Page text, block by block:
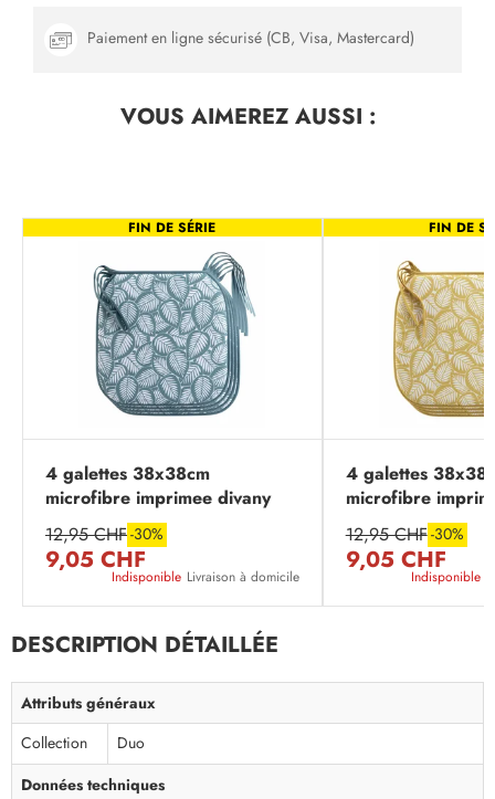
Paiement en ligne sécurisé (CB, Visa, Mastercard)
VOUS AIMEREZAUSSI :
FIN DE SÉRIE
4 galettes 38x38cm
microfibre imprimee divany
emeraude
12,95 CHF-30%
9,05 CHF
Indisponible Livraison à domicile
FIN DE
4 galettes
microfibre
jaune
12,95 CHF-30%
9,05 CHF
Indisponible
DESCRIPTION DÉTAILLÉE
Attributs généraux
Collection Duo
Données techniques